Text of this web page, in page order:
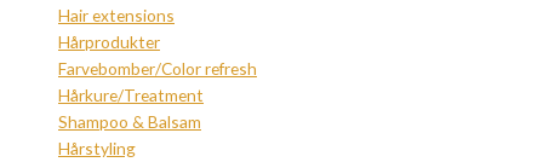
Hair extensions
Hårprodukter
Farvebomber/Color refresh
Hårkure/Treatment
Shampoo & Balsam
Hårstyling